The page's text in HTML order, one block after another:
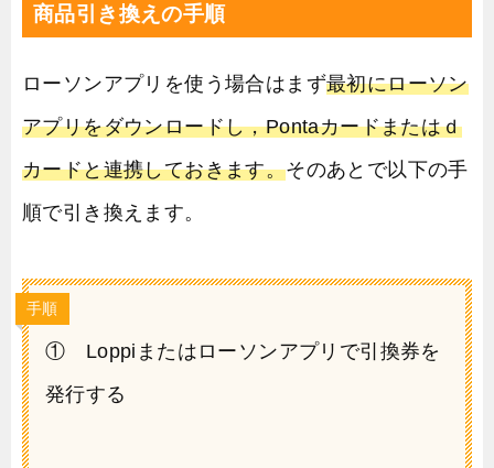
商品引き換えの手順
ローソンアプリを使う場合はまず最初にローソン
アプリをダウンロードし，Pontaカードまたはｄ
カードと連携しておきます。そのあとで以下の手
順で引き換えます。
手順
① Loppiまたはローソンアプリで引換券を
発行する